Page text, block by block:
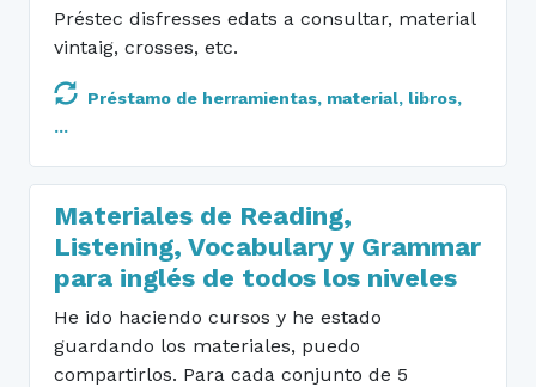
Préstec disfresses edats a consultar, material
vintaig, crosses, etc.
Préstamo de herramientas, material, libros,
...
Materiales de Reading,
Listening, Vocabulary y Grammar
para inglés de todos los niveles
He ido haciendo cursos y he estado
guardando los materiales, puedo
compartirlos. Para cada conjunto de 5